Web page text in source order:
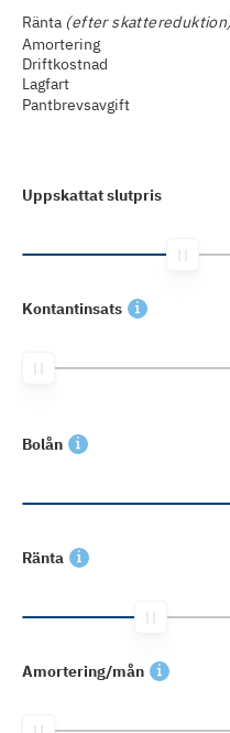
Ränta (efter
Amortering
Driftkostnad
Lagfart
Pantbrevsavgift
Uppskattat slutpris
Kontantinsats
Bolån
Ränta
Amortering/mån